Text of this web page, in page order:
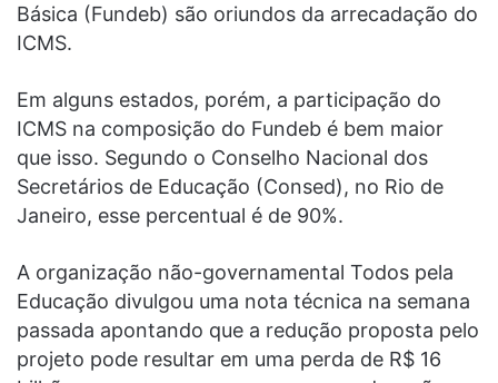
Básica (Fundeb) são oriundos da arrecadação do
ICMS.
Em alguns estados, porém, a participação do
ICMS na composição do Fundeb é bem maior
que isso. Segundo o Conselho Nacional dos
Secretários de Educação (Consed), no Rio de
Janeiro, esse percentual é de 90%.
A organização não-governamental Todos pela
Educação divulgou uma nota técnica na semana
passada apontando que a redução proposta pelo
projeto pode resultar em uma perda de R$ 16